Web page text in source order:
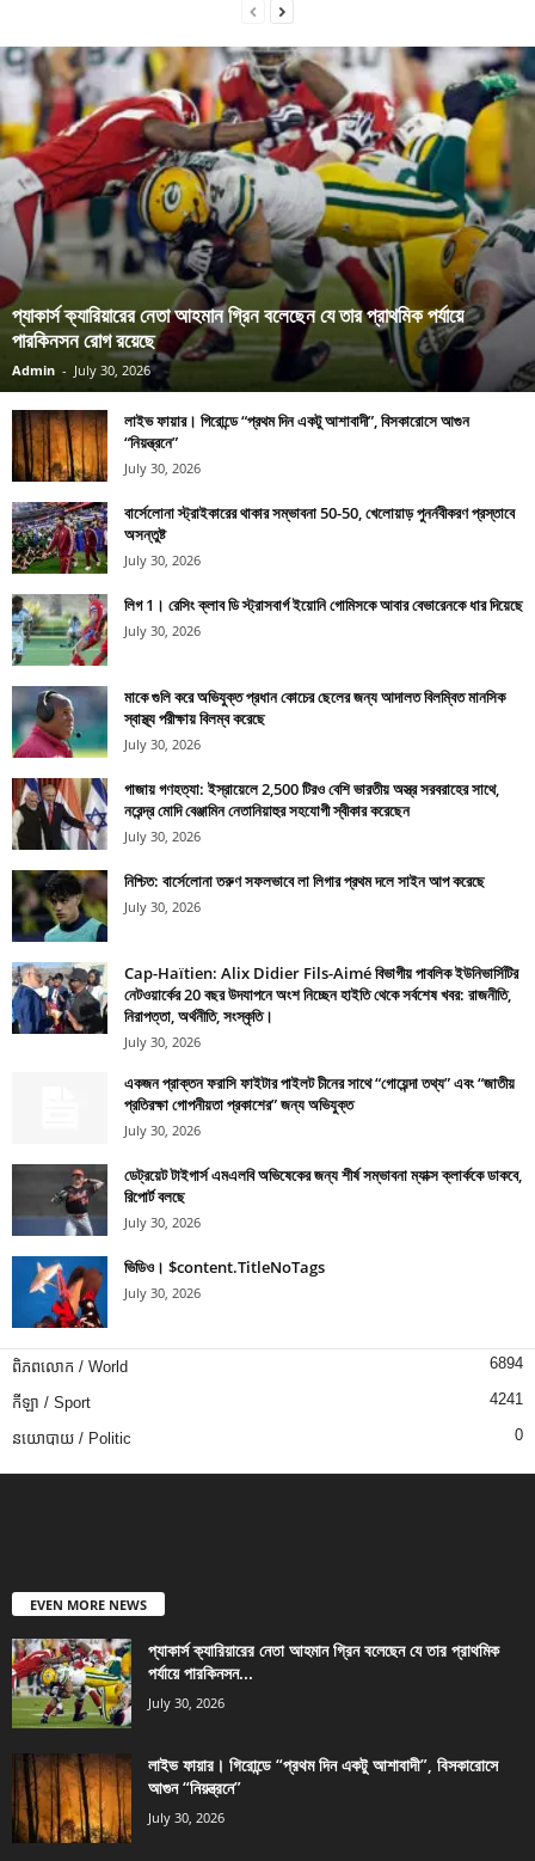
প্যাকার্স ক্যারিয়ারের নেতা আহমান গ্রিন বলেছেন যে তার প্রাথমিক পর্যায়ে
পারকিনসন রোগ রয়েছে
Admin - July 30, 2026
লাইভ ফায়ার। গিরোন্ডে “প্রথম দিন একটু আশাবাদী”, বিসকারোসে আগুন
“নিয়ন্ত্রনে”
July 30, 2026
বার্সেলোনা স্ট্রাইকারের থাকার সম্ভাবনা 50-50, খেলোয়াড় পুনর্নবীকরণ প্রস্তাবে
অসন্তুষ্ট
July 30, 2026
লিগ 1। রেসিং ক্লাব ডি স্ট্রাসবার্গ ইয়োনি গোমিসকে আবার বেভারেনকে ধার দিয়েছে
July 30, 2026
মাকে গুলি করে অভিযুক্ত প্রধান কোচের ছেলের জন্য আদালত বিলম্বিত মানসিক
স্বাস্থ্য পরীক্ষায় বিলম্ব করেছে
July 30, 2026
গাজায় গণহত্যা: ইস্রায়েলে 2,500 টিরও বেশি ভারতীয় অস্ত্র সরবরাহের সাথে,
নরেন্দ্র মোদি বেঞ্জামিন নেতানিয়াহুর সহযোগী স্বীকার করেছেন
July 30, 2026
নিশ্চিত: বার্সেলোনা তরুণ সফলভাবে লা লিগার প্রথম দলে সাইন আপ করেছে
July 30, 2026
Cap-Haïtien: Alix Didier Fils-Aimé বিভাগীয় পাবলিক ইউনিভার্সিটির
নেটওয়ার্কের 20 বছর উদযাপনে অংশ নিচ্ছেন হাইতি থেকে সর্বশেষ খবর: রাজনীতি,
নিরাপত্তা, অর্থনীতি, সংস্কৃতি।
July 30, 2026
একজন প্রাক্তন ফরাসি ফাইটার পাইলট চীনের সাথে “গোয়েন্দা তথ্য” এবং “জাতীয়
প্রতিরক্ষা গোপনীয়তা প্রকাশের” জন্য অভিযুক্ত
July 30, 2026
ডেট্রয়েট টাইগার্স এমএলবি অভিষেকের জন্য শীর্ষ সম্ভাবনা ম্যাক্স ক্লার্ককে ডাকবে,
রিপোর্ট বলছে
July 30, 2026
ভিডিও। $content.TitleNoTags
July 30, 2026
ពិភពលោក / World 6894
កីឡា / Sport 4241
នយោបាយ / Politic 0
EVEN MORE NEWS
প্যাকার্স ক্যারিয়ারের নেতা আহমান গ্রিন বলেছেন যে তার প্রাথমিক
পর্যায়ে পারকিনসন...
July 30, 2026
লাইভ ফায়ার। গিরোন্ডে “প্রথম দিন একটু আশাবাদী”, বিসকারোসে
আগুন “নিয়ন্ত্রনে”
July 30, 2026